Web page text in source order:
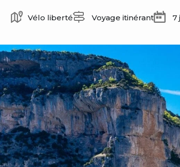
Vélo liberté Voyage itinérant 7